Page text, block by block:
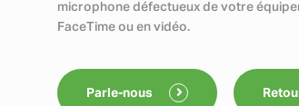
microphone défectueux de votre
FaceTime ou en vidéo.
Parle-nous